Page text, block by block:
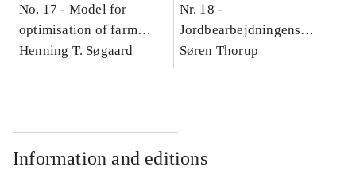
No. 17 - Model for
optimisation of farm
machinery sizes
Henning T. Søgaard
Nr. 18 -
Jordbearbejdningens
indflydelse på ukrudt i
Søren Thorup
Information and editions